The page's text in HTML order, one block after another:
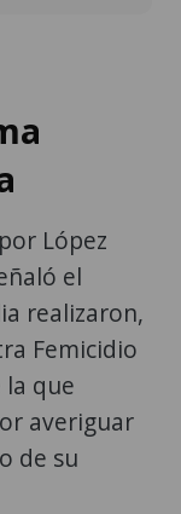
López
el
realizaron,
Femicidio
la que
averiguar
de su